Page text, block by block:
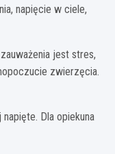
napięcie w ciele,
jest stres,
zwierzęcia.
Dla opiekuna